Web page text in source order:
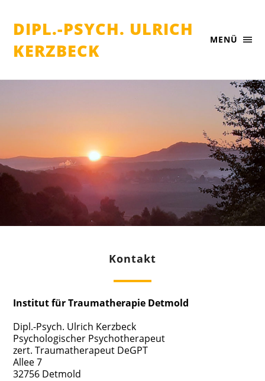
MENÜ
DIPL.-PSYCH. ULRICH
KERZBECK
Kon­takt
Insti­tut für Trau­ma­the­ra­pie Det­mold
Dipl.-Psych. Ulrich Kerz­beck
Psy­cho­lo­gi­scher Psy­cho­the­ra­peut
zert. Trau­ma­the­ra­peut DeGPT
Allee 7
32756 Det­mold